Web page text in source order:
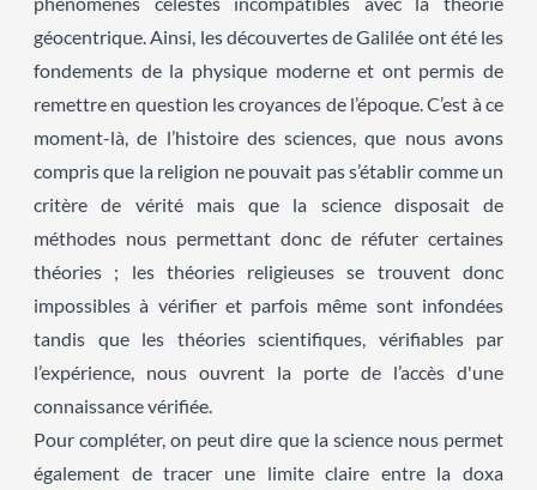
géocentrique. Ainsi, les découvertes de Galilée ont été les
fondements de la physique moderne et ont permis de
remettre en question les croyances de l’époque. C’est à ce
moment-là, de l’histoire des sciences, que nous avons
compris que la religion ne pouvait pas s’établir comme un
critère de vérité mais que la science disposait de
méthodes nous permettant donc de réfuter certaines
théories ; les théories religieuses se trouvent donc
impossibles à vérifier et parfois même sont infondées
tandis que les théories scientifiques, vérifiables par
l’expérience, nous ouvrent la porte de l’accès d'une
connaissance vérifiée.
Pour compléter, on peut dire que la science nous permet
également de tracer une limite claire entre la doxa